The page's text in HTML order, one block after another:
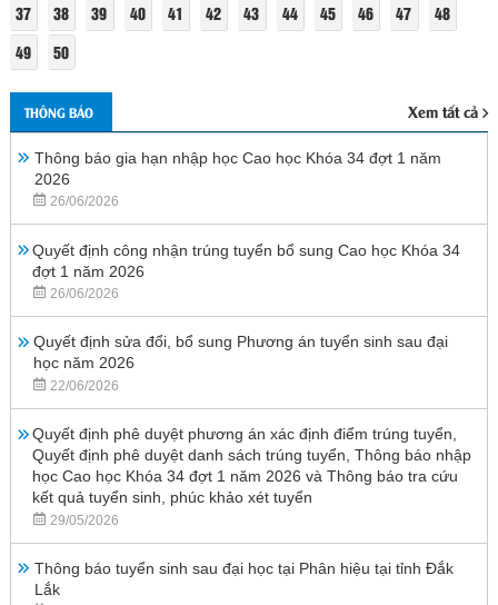
37
38 39 40 41 42 43 44 45 46 47
48
49
50
THÔNG BÁO Xem tất cả
Thông báo gia hạn nhập học Cao học Khóa 34 đợt 1 năm
2026
26/06/2026
Quyết định công nhận trúng tuyển bổ sung Cao học Khóa 34
đợt 1 năm 2026
26/06/2026
Quyết định sửa đổi, bổ sung Phương án tuyển sinh sau đại
học năm 2026
22/06/2026
Quyết định phê duyệt phương án xác định điểm trúng tuyển,
Quyết định phê duyệt danh sách trúng tuyển, Thông báo nhập
học Cao học Khóa 34 đợt 1 năm 2026 và Thông báo tra cứu
kết quả tuyển sinh, phúc khảo xét tuyển
29/05/2026
Thông báo tuyển sinh sau đại học tại Phân hiệu tại tỉnh Đắk
Lắk